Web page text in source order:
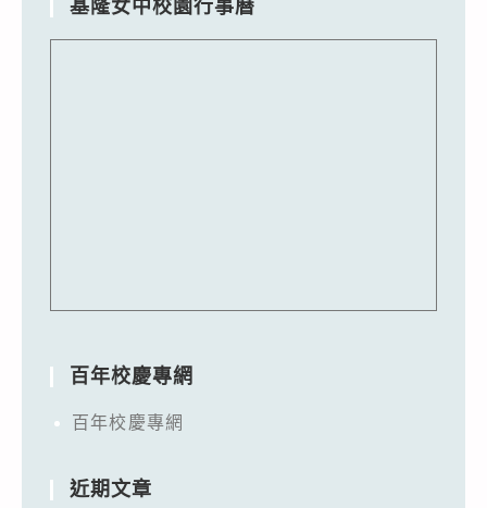
基隆女中校園行事曆
百年校慶專網
百年校慶專網
近期文章